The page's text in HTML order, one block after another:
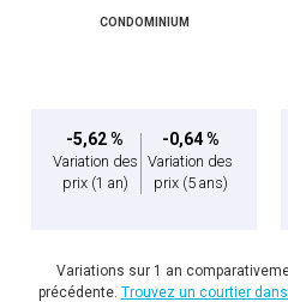
CONDOMINIUM
-5,62 %
Variation des
prix (1 an)
-0,64 %
Variation des
prix (5 ans)
Variations sur 1 an
précédente. Trouvez un courtier